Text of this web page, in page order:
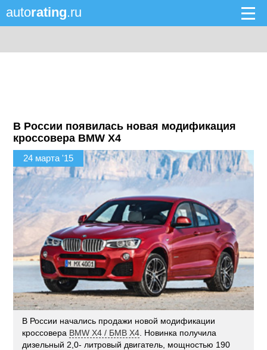
autorating.ru
В России появилась новая модификация
кроссовера BMW X4
24 марта '15
В России начались продажи новой модификации
кроссовера BMW X4 / БМВ X4 . Новинка получила
дизельный 2,0- литровый двигатель, мощностью 190